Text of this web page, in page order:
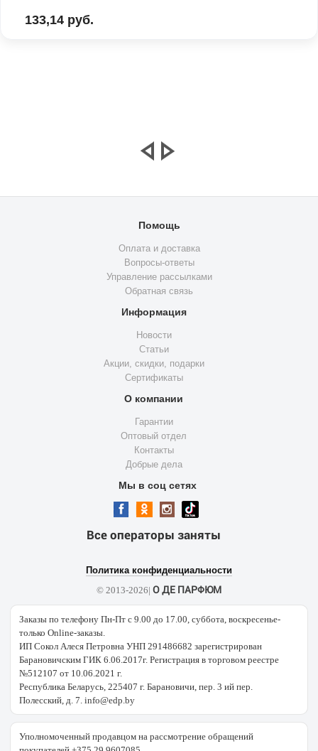
133,14 руб.
Помощь
Оплата и доставка
Вопросы-ответы
Управление рассылками
Обратная связь
Информация
Новости
Статьи
Акции, скидки, подарки
Сертификаты
О компании
Гарантии
Оптовый отдел
Контакты
Добрые дела
Мы в соц сетях
Все операторы заняты
Политика конфиденциальности
© 2013-2026| О ДЕ ПАРФЮМ
Заказы по телефону Пн-Пт с 9.00 до 17.00, суббота, воскресенье-
только Online-заказы.
ИП Сокол Алеся Петровна УНП 291486682 зарегистрирован
Барановичским ГИК 6.06.2017г. Регистрация в торговом реестре
№512107 от 10.06.2021 г.
Республика Беларусь, 225407 г. Барановичи, пер. 3 ий пер.
Полесский, д. 7. info@edp.by
Уполномоченный продавцом на рассмотрение обращений